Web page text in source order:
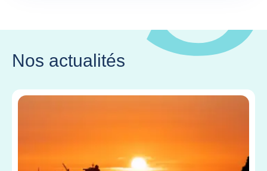
Nos actualités